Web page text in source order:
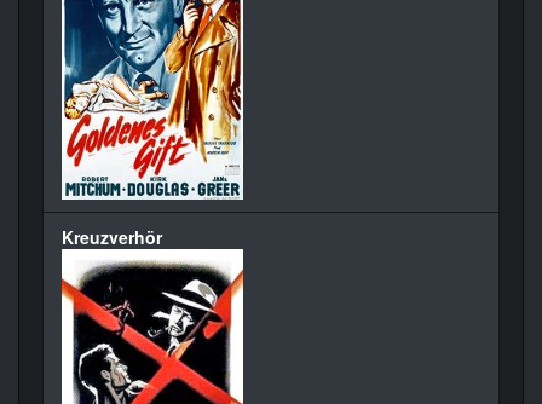
Kreuzverhör